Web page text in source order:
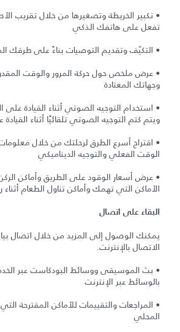
• تكبير الخريطة وتصغيرها من خلال تقريب
تفعل على هاتفك الذكي
• التكيّف وتقديم التوصيات بناءً على طرقك
• عرض ملخص حول حركة المرور والوقت
وجهاتك المعتادة
• استخدام التوجيه الصوتي أثناء القيادة على
ويتم كتم التوجيه الصوتي تلقائيًا أثناء
• اقتراح أسرع الطرق لرحلتك من خلال
الوقت الفعلي والتوجيه الديناميكي
• عرض أسعار الوقود على الطريق وأماكن الركن
الأماكن التي تهمك وأماكن تناول الطعام أثناء
البقاء على اتصال
يمكنك الوصول إلى المزيد من خلال اتصال
الاتصال بالإنترنت.
• بث الموسيقى ووسائط البودكاست عبر
بالوسائط عبر الإنترنت
• المراجعات والتقييمات للأماكن المقترحة
المحلي